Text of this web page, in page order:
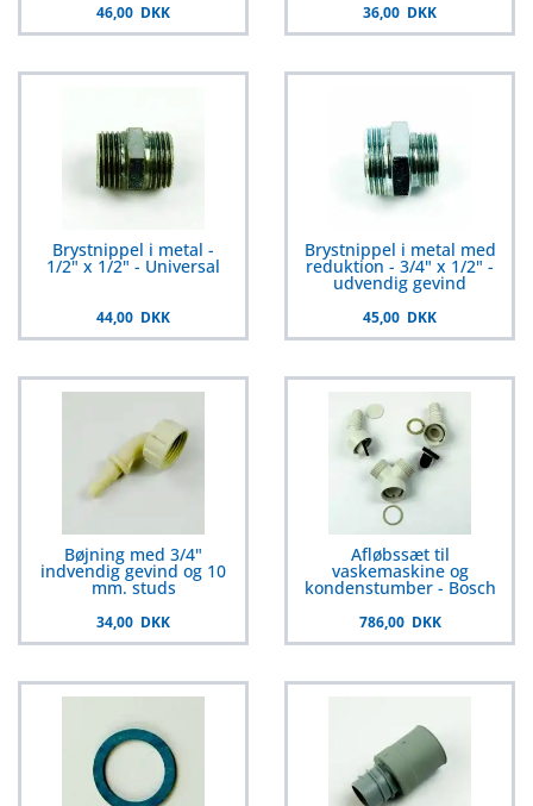
46,00 DKK 36,00 DKK
Brystnippel i metal -
1/2" x 1/2" - Universal
44,00 DKK
Brystnippel i metal med
reduktion - 3/4" x 1/2" -
udvendig gevind
45,00 DKK
Bøjning med 3/4"
indvendig gevind og 10
mm. studs
34,00 DKK
Afløbssæt til
vaskemaskine og
kondenstumber - Bosch
786,00 DKK